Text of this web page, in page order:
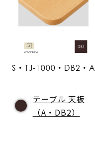
S・TJ-1000・DB2・A
テーブル 天板
（A・DB2）